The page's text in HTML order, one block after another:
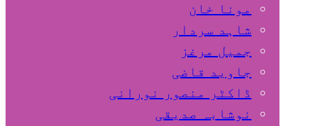
مونا خان
شاہد سردار
جمیل مرغز
جاوید قاضی
ڈاکٹر منصور نورانی
نوشابہ صدیقی